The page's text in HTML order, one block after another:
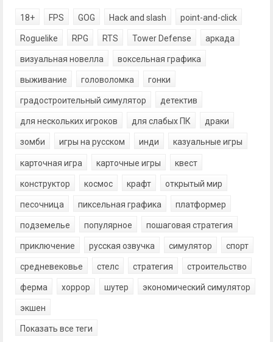
18+ FPS GOG Hack and slash point-and-click
Roguelike RPG RTS Tower Defense аркада
визуальная новелла воксельная графика
выживание головоломка гонки
градостроительный симулятор детектив
для нескольких игроков для слабых ПК драки
зомби игры на русском инди казуальные игры
карточная игра карточные игры квест
конструктор космос крафт открытый мир
песочница пиксельная графика платформер
подземелье популярное пошаговая стратегия
приключение русская озвучка симулятор спорт
средневековье стелс стратегия строительство
ферма хоррор шутер экономический симулятор
экшен
Показать все теги